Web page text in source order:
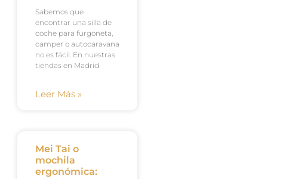
Sabemos que
encontrar una silla de
coche para furgoneta,
camper o autocaravana
no es fácil. En nuestras
tiendas en Madrid
Leer Más »
Mei Tai o
mochila
ergonómica: